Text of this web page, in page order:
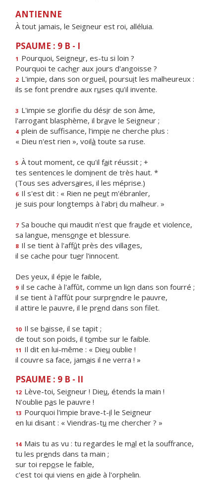
ANTIENNE
À tout jamais, le Seigneur est roi, alléluia.
PSAUME : 9 B - I
1 Pourquoi, Seigneur, es-tu si loin ?
Pourquoi te cacher aux jours d'angoisse ?
2 L'impie, dans son orgueil, poursuit les malheureux :
ils se font prendre aux ruses qu'il invente.
3 L'impie se glorifie du désir de son âme,
l'arrogant blasphème, il brave le Seigneur ;
4 plein de suffisance, l'impie ne cherche plus :
« Dieu n'est rien », voilà toute sa ruse.
5 À tout moment, ce qu'il fait réussit ; +
tes sentences le dominent de très haut. *
(Tous ses adversaires, il les méprise.)
6 Il s'est dit : « Rien ne peut m'ébranler,
je suis pour longtemps à l'abri du malheur. »
7 Sa bouche qui maudit n'est que fraude et violence,
sa langue, mensonge et blessure.
8 Il se tient à l'affût près des villages,
il se cache pour tuer l'innocent.
Des yeux, il épie le faible,
9 il se cache à l'affût, comme un lion dans son fourré ;
il se tient à l'affût pour surprendre le pauvre,
il attire le pauvre, il le prend dans son filet.
10 Il se baisse, il se tapit ;
de tout son poids, il tombe sur le faible.
11 Il dit en lui-même : « Dieu oublie !
il couvre sa face, jamais il ne verra ! »
PSAUME : 9 B - II
12 Lève-toi, Seigneur ! Dieu, étends la main !
N'oublie pas le pauvre !
13 Pourquoi l'impie brave-t-il le Seigneur
en lui disant : « Viendras-tu me chercher ? »
14 Mais tu as vu : tu regardes le mal et la souffrance,
tu les prends dans ta main ;
sur toi repose le faible,
c'est toi qui viens en aide à l'orphelin.